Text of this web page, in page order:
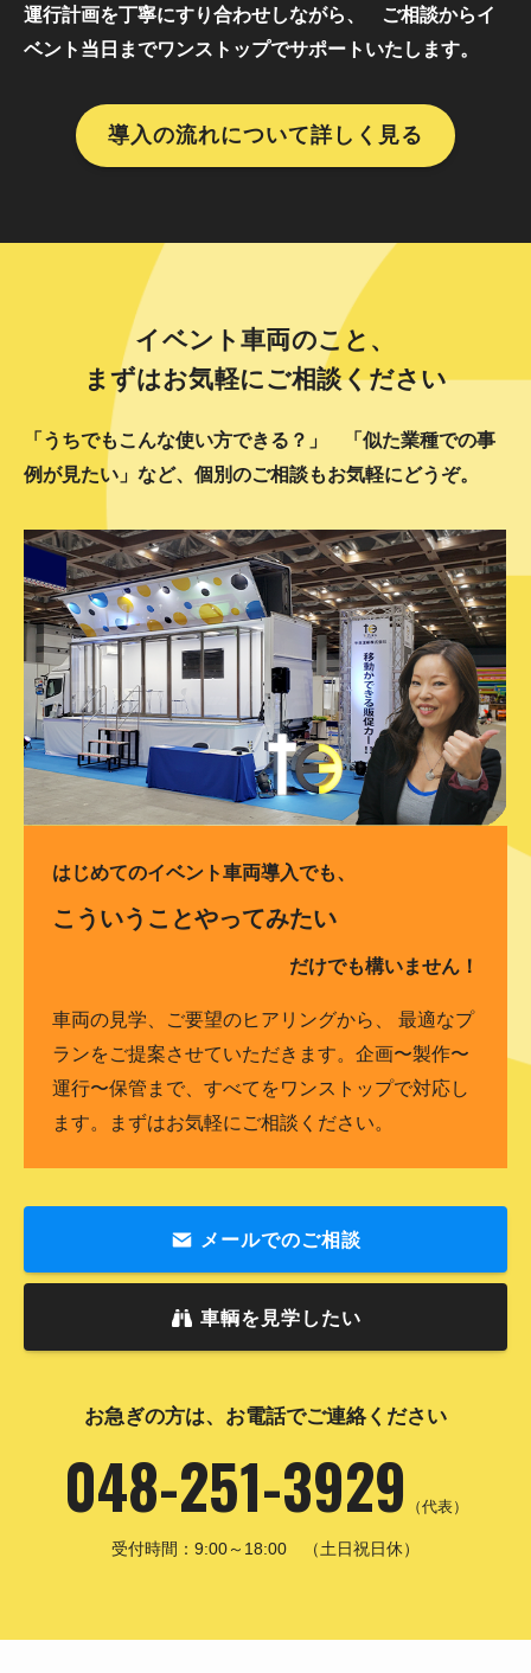
運行計画を丁寧にすり合わせしながら、
ご相談からイ
ベント当日までワンストップでサポートいたします。
導入の流れについて詳しく見る
イベント車両のこと、
まずはお気軽にご相談ください
「うちでもこんな使い方できる？」
「似た業種での事
例が見たい」など、個別のご相談もお気軽にどうぞ。
はじめてのイベント車両導入でも、
こういうことやってみたい
だけでも構いません！
車両の見学、ご要望のヒアリングから、 最適なプ
ランをご提案させていただきます。企画〜製作〜
運行〜保管まで、すべてをワンストップで対応し
ます。まずはお気軽にご相談ください。
メールでのご相談
車輌を見学したい
お急ぎの方は、お電話でご連絡ください
048-251-3929 （代表）
受付時間：9:00～18:00 （土日祝日休）